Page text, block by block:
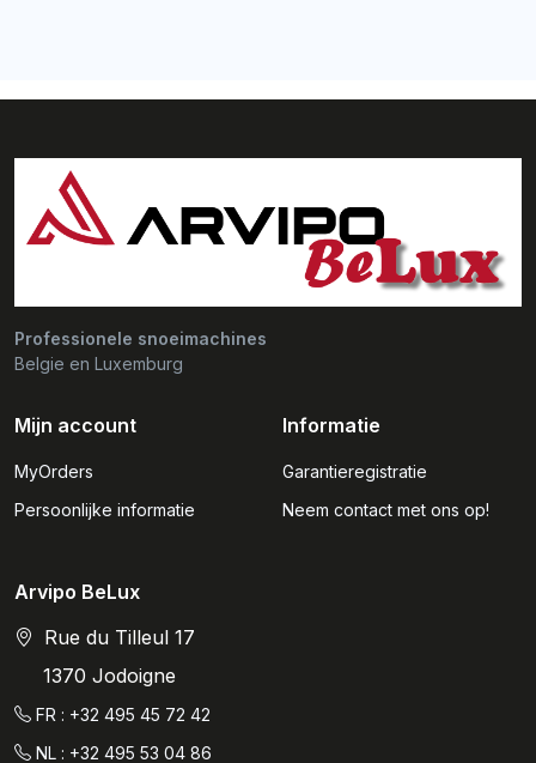
Professionele snoeimachines
Belgie en Luxemburg
Mijn account
MyOrders
Persoonlijke informatie
Informatie
Garantieregistratie
Neem contact met ons op!
Arvipo BeLux
Rue du Tilleul 17
1370 Jodoigne
FR : +32 495 45 72 42
NL : +32 495 53 04 86